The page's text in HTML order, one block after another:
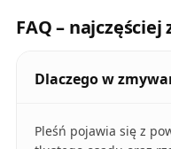
FAQ –
Dlaczego w
Pleśń pojawia się z